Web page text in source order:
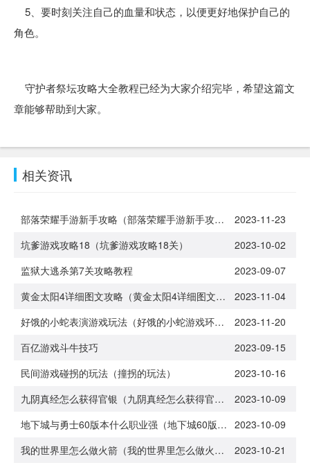
5、要时刻关注自己的血量和状态，以便更好地保护自己的
角色。
守护者祭坛攻略大全教程已经为大家介绍完毕，希望这篇文
章能够帮助到大家。
相关资讯
部落荣耀手游新手攻略（部落荣耀手游新手攻略最新）
2023-11-23
坑爹游戏攻略18（坑爹游戏攻略18关）
2023-10-02
监狱大逃杀第7关攻略教程
2023-09-07
黄金太阳4详细图文攻略（黄金太阳4详细图文攻略大全）
2023-11-04
好饿的小蛇表演游戏玩法（好饿的小蛇游戏环节）
2023-11-20
百亿游戏斗牛技巧
2023-09-15
民间游戏碰拐的玩法（撞拐的玩法）
2023-10-16
九阴真经怎么获得官银（九阴真经怎么获得官银装备）
2023-10-09
地下城与勇士60版本什么职业强（地下城60版本什么职业好玩） 2023-10-09
我的世界里怎么做火箭（我的世界里怎么做火箭炮）
2023-10-21